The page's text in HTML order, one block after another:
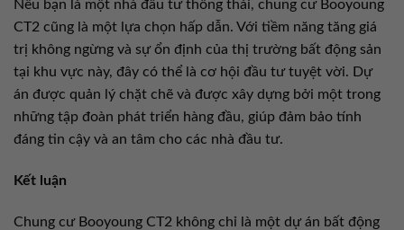
Nếu bạn là một nhà đầu tư thông thái, chung cư Booyoung
CT2 cũng là một lựa chọn hấp dẫn. Với tiềm năng tăng giá
trị không ngừng và sự ổn định của thị trường bất động sản
tại khu vực này, đây có thể là cơ hội đầu tư tuyệt vời. Dự
án được quản lý chặt chẽ và được xây dựng bởi một trong
những tập đoàn phát triển hàng đầu, giúp đảm bảo tính
đáng tin cậy và an tâm cho các nhà đầu tư.
Kết luận
Chung cư Booyoung CT2 không chỉ là một dự án bất động